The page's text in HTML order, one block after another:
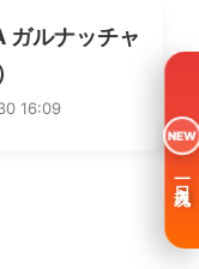
ガルナッチャ
16:09
NEW